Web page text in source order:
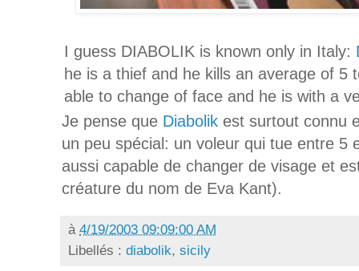
I guess DIABOLIK is known only in Italy:
he is a thief and he kills an average of 5
able to change of face and he is with a
Je pense que Diabolik est surtout connu
un peu spécial: un voleur qui tue entre 5
aussi capable de changer de visage et
créature du nom de Eva Kant).
à 4/19/2003 09:09:00 AM
Libellés : diabolik, sicily